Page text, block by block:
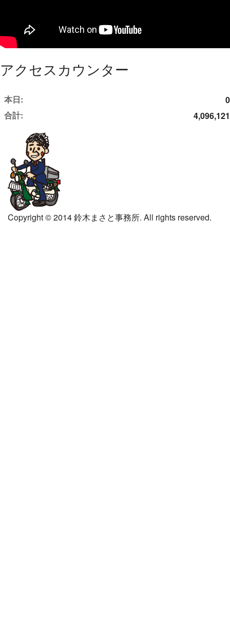
アクセスカウンター
本日:
0
合計:
4,096,121
Copyright © 2014 鈴木まさと事務所. All rights reserved.